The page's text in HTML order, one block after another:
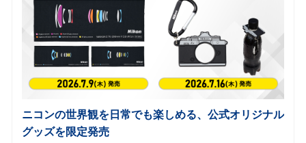
ニコンの世界観を日常でも楽しめる、公式オリジナル
グッズを限定発売